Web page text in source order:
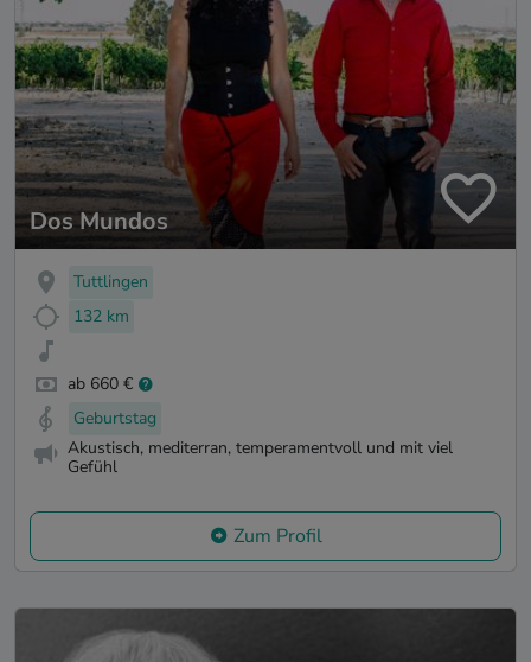
Dos Mundos
Tuttlingen
132 km
ab 660 €
Geburtstag
Akustisch, mediterran, temperamentvoll und mit viel
Gefühl
Zum Profil